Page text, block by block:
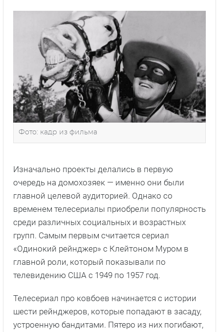
Фото: кадр из фильма
Изначально проекты делались в первую
очередь на домохозяек — именно они были
главной целевой аудиторией. Однако со
временем телесериалы приобрели популярность
среди различных социальных и возрастных
групп. Самым первым считается сериал
«Одинокий рейнджер» с Клейтоном Муром в
главной роли, который показывали по
телевидению США с 1949 по 1957 год.
Телесериал про ковбоев начинается с истории
шести рейнджеров, которые попадают в засаду,
устроенную бандитами. Пятеро из них погибают,